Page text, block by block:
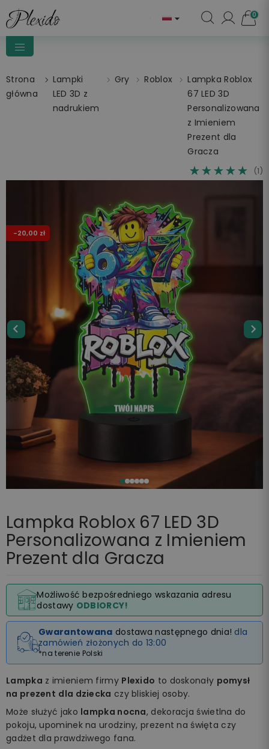
 0
Strona
główna
Lampki
LED 3D z
nadrukiem
Gry Roblox
Lampka Roblox
67 LED 3D
Personalizowana
z Imieniem
Prezent dla
Gracza
☆☆☆☆☆
★★★★★ (1)
-20,00 zł
Lampka Roblox 67 LED 3D
Personalizowana z Imieniem
Prezent dla Gracza
Możliwość bezpośredniego wskazania adresu
dostawy ODBIORCY!
Gwarantowana dostawa następnego dnia! dla
zamówień złożonych do 13:00
*na terenie Polski
Lampka z imieniem firmy Plexido to doskonały pomysł
na prezent dla dziecka czy bliskiej osoby.
Może służyć jako lampka nocna, dekoracja świetlna do
pokoju, upominek na urodziny, prezent na święta czy
gadżet dla prawdziwego fana.